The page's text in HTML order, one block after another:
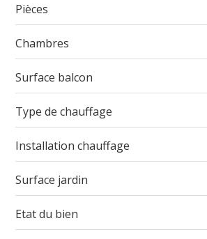
Pièces
Chambres
Surface balcon
Type de chauffage
Installation chauffage
Surface jardin
Etat du bien